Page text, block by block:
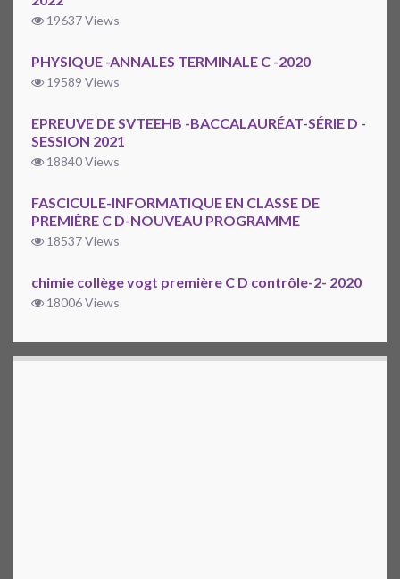
19637 Views
PHYSIQUE -ANNALES TERMINALE C -2020
19589 Views
EPREUVE DE SVTEEHB -BACCALAURÉAT-SÉRIE D -
SESSION 2021
18840 Views
FASCICULE-INFORMATIQUE EN CLASSE DE
PREMIÈRE C D-NOUVEAU PROGRAMME
18537 Views
chimie collège vogt première C D contrôle-2- 2020
18006 Views